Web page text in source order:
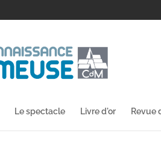
Le spectacle Livre d'or Revue